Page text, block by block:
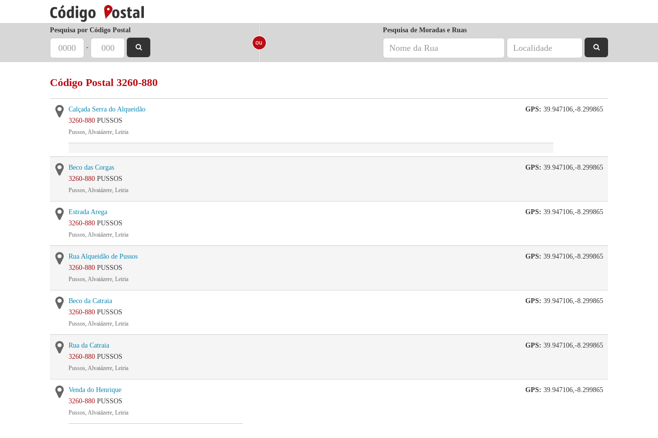
Pesquisa por Código Postal
-
Pesquisa de Moradas e Ruas
Código Postal 3260-880
GPS: 39.947106,-8.299865
Calçada Serra do Alqueidão
3260-880 PUSSOS
Pussos, Alvaiázere, Leiria
GPS: 39.947106,-8.299865
Beco das Corgas
3260-880 PUSSOS
Pussos, Alvaiázere, Leiria
GPS: 39.947106,-8.299865
Estrada Arega
3260-880 PUSSOS
Pussos, Alvaiázere, Leiria
GPS: 39.947106,-8.299865
Rua Alqueidão de Pussos
3260-880 PUSSOS
Pussos, Alvaiázere, Leiria
GPS: 39.947106,-8.299865
Beco da Catraia
3260-880 PUSSOS
Pussos, Alvaiázere, Leiria
GPS: 39.947106,-8.299865
Rua da Catraia
3260-880 PUSSOS
Pussos, Alvaiázere, Leiria
GPS: 39.947106,-8.299865
Venda do Henrique
3260-880 PUSSOS
Pussos, Alvaiázere, Leiria